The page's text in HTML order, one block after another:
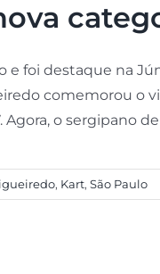
foi destaque na
comemorou o
o sergipano de
, Kart, São Paulo